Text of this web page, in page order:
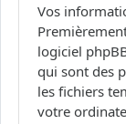
Vos
logiciel
qui sont des
les fichiers
votre